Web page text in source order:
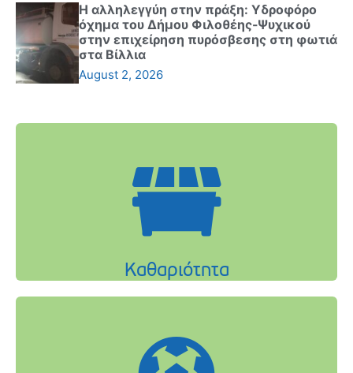
Η αλληλεγγύη στην πράξη: Υδροφόρο
όχημα του Δήμου Φιλοθέης-Ψυχικού
στην επιχείρηση πυρόσβεσης στη φωτιά
στα Βίλλια
August 2, 2026